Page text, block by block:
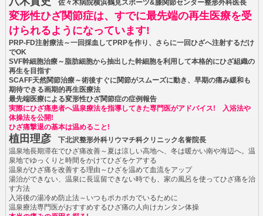
佐々木病院横浜鶴見スポーツ&膝関節センター整形外科医長
変形性ひざ関節症は、すでに最先端の再生医療を受
けられるようになっています!
PRP-FD注射療法～一回採血してPRPを作り、さらに一回ひざへ注射するだけ
でOK
SVF幹細胞治療～脂肪細胞から抽出した幹細胞を利用して本格的にひざ組織の
再生を目指す
SCAFF天然関節治療～術後すぐに関節がスムーズに動き、早期の痛み緩和も
期待できる画期的再生医療法
最先端医療による変形性ひざ関節症の症例報告
実際にひざ痛患者へ温泉療法を指導してきた専門医がアドバイス! 入浴法や
体操法を公開!
ひざ痛撃退の基本は温めること!
植田理彦下北沢整形外科リウマチ科クリニック名誉院長
温泉地長期滞在でひざ痛改善～夏は涼しい高地へ、冬は暖かい南や海辺へ。温
泉地でゆっくりと時間をかけてひざをケアする
温泉がひざ痛を改善する理由～ひざを温めて血流をアップ
湯治ができない、温泉に長逗留できない時でも、家の風呂を使ってひざ痛を治
す方法
入浴後の湯冷め防止法～いつもポカポカでいるために
温泉療法専門医がおすすめするひざ痛の人向けカンタン体操